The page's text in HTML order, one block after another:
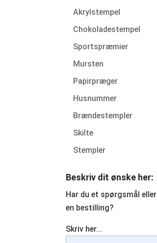
Akrylstempel
Chokoladestempel
Sportspræmier
Mursten
Papirpræger
Husnummer
Brændestempler
Skilte
Stempler
Beskriv dit ønske her:
Har du et spørgsmål eller
en bestilling?
Skriv her...